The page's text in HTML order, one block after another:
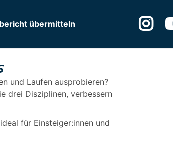
übermitteln
und Laufen ausprobieren?
drei Disziplinen, verbessern
für Einsteiger:innen und